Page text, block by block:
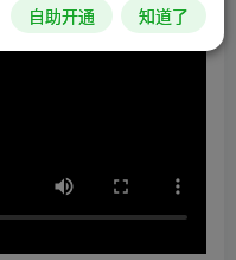
自助开通 知道了